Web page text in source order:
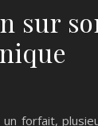
sur
un forfait,